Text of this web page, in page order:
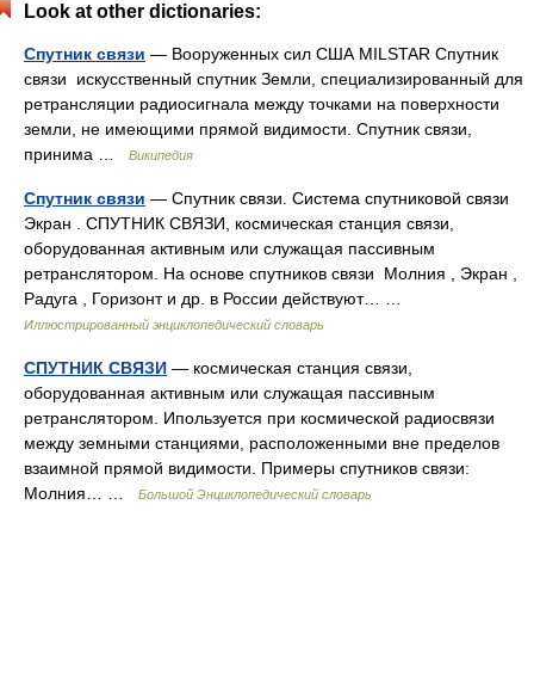
Look at other dictionaries:
Спутник связи — Вооруженных сил США MILSTAR Спутник
связи искусственный спутник Земли, специализированный для
ретрансляции радиосигнала между точками на поверхности
земли, не имеющими прямой видимости. Спутник связи,
принима …
Википедия
Спутник связи — Спутник связи. Система спутниковой связи
Экран . СПУТНИК СВЯЗИ, космическая станция связи,
оборудованная активным или служащая пассивным
ретранслятором. На основе спутников связи Молния , Экран ,
Радуга , Горизонт и др. в России действуют… …
Иллюстрированный энциклопедический словарь
СПУТНИК СВЯЗИ — космическая станция связи,
оборудованная активным или служащая пассивным
ретранслятором. Ипользуется при космической радиосвязи
между земными станциями, расположенными вне пределов
взаимной прямой видимости. Примеры спутников связи:
Молния… …
Большой Энциклопедический словарь